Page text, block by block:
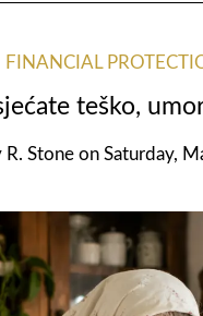
FINANCIAL
teško,
R. Stone on Saturday,